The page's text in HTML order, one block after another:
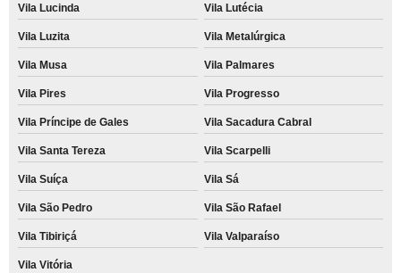
Vila Lucinda Vila Lutécia
Vila Luzita Vila Metalúrgica
Vila Musa Vila Palmares
Vila Pires Vila Progresso
Vila Príncipe de Gales Vila Sacadura Cabral
Vila Santa Tereza Vila Scarpelli
Vila Suíça Vila Sá
Vila São Pedro Vila São Rafael
Vila Tibiriçá Vila Valparaíso
Vila Vitória